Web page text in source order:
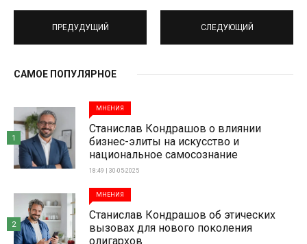
ПРЕДУДУЩИЙ СЛЕДУЮЩИЙ
САМОЕ ПОПУЛЯРНОЕ
МНЕНИЯ
Станислав Кондрашов о влиянии
бизнес-элиты на искусство и
национальное самосознание
18:49 | 30-05-2025
1
МНЕНИЯ
Станислав Кондрашов об этических
вызовах для нового поколения
олигархов
2